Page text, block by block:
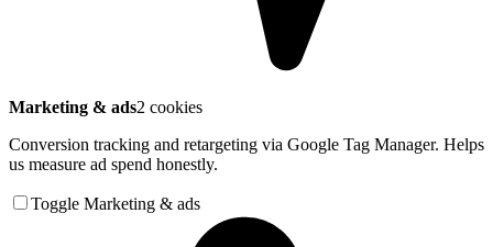
Marketing & ads2 cookies
Conversion tracking and retargeting via Google Tag Manager. Helps
us measure ad spend honestly.
Toggle Marketing & ads